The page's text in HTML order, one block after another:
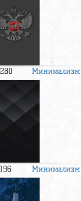
280 Минимализм
196 Минимализм